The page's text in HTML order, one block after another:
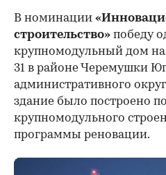
В номинации
строительство» победу
крупномодульный дом на
31 в районе Черемушки
административного
здание было построено
крупномодульного
программы реновации.